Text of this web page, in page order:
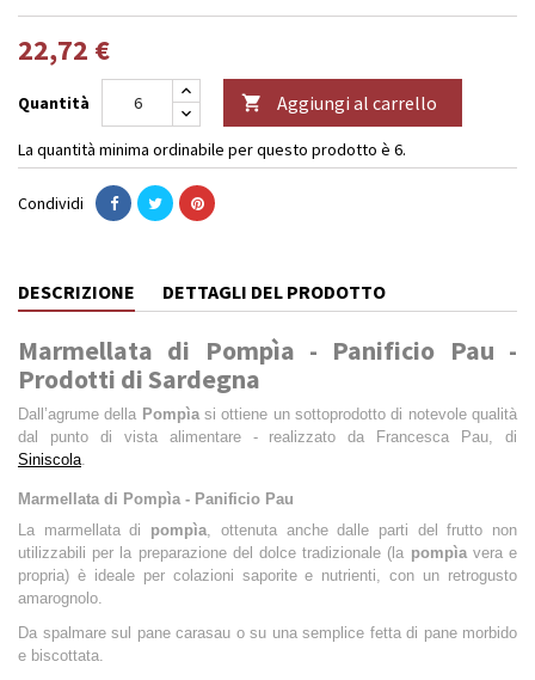
22,72 €
Quantità  Aggiungi al carrello
La quantità minima ordinabile per questo prodotto è 6.
Condividi
DESCRIZIONE DETTAGLI DEL PRODOTTO
Marmellata di Pompìa - Panificio Pau -
Prodotti di Sardegna
Dall’agrume della Pompìa si ottiene un sottoprodotto di notevole qualità
dal punto di vista alimentare - realizzato da Francesca Pau, di
Siniscola
Marmellata di Pompìa - Panificio Pau
La marmellata di pompìa , ottenuta anche dalle parti del frutto non
utilizzabili per la preparazione del dolce tradizionale (la pompìavera e
propria) è ideale per colazioni saporite e nutrienti, con un retrogusto
amarognolo.
Da spalmare sul pane carasau o su una semplice fetta di pane morbido
e biscottata.